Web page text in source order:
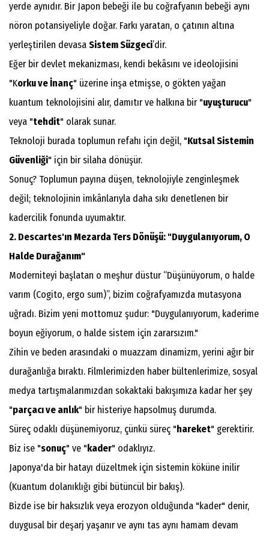
yerde aynıdır. Bir Japon bebeği ile bu coğrafyanın bebeği aynı
nöron potansiyeliyle doğar. Farkı yaratan, o çatının altına
yerleştirilen devasa Sistem Süzgeci’dir.
​Eğer bir devlet mekanizması, kendi bekâsını ve ideolojisini
"Korku ve İnanç" üzerine inşa etmişse, o gökten yağan
kuantum teknolojisini alır, damıtır ve halkına bir "uyuşturucu"
veya "tehdit" olarak sunar.
Teknoloji burada toplumun refahı için değil, "Kutsal Sistemin
Güvenliği" için bir silaha dönüşür.
Sonuç? Toplumun payına düşen, teknolojiyle zenginleşmek
değil; teknolojinin imkânlarıyla daha sıkı denetlenen bir
kadercilik fonunda uyumaktır.
2. Descartes'ın Mezarda Ters Dönüşü: "Duygulanıyorum, O
Halde Durağanım"
​Moderniteyi başlatan o meşhur düstur “Düşünüyorum, o halde
varım (Cogito, ergo sum)”, bizim coğrafyamızda mutasyona
uğradı. Bizim yeni mottomuz şudur: "Duygulanıyorum, kaderime
boyun eğiyorum, o halde sistem için zararsızım."
​Zihin ve beden arasındaki o muazzam dinamizm, yerini ağır bir
durağanlığa bıraktı. Filmlerimizden haber bültenlerimize, sosyal
medya tartışmalarımızdan sokaktaki bakışımıza kadar her şey
"parçacı ve anlık" bir histeriye hapsolmuş durumda.
Süreç odaklı düşünemiyoruz, çünkü süreç "hareket" gerektirir.
Biz ise "sonuç" ve "kader" odaklıyız.
​Japonya'da bir hatayı düzeltmek için sistemin köküne inilir
(Kuantum dolanıklığı gibi bütüncül bir bakış).
​Bizde ise bir haksızlık veya erozyon olduğunda "kader" denir,
duygusal bir deşarj yaşanır ve aynı tas aynı hamam devam